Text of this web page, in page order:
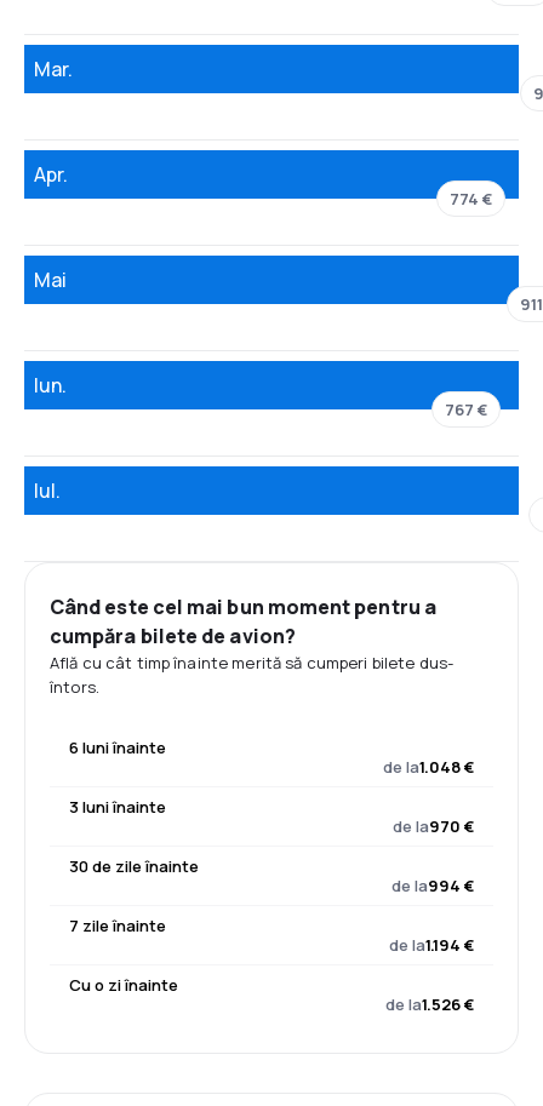
Mar.
Apr.
774 €
Mai
Iun.
767 €
Iul.
Când este cel mai bun moment pentru a
cumpăra bilete de avion?
Află cu cât timp înainte merită să cumperi bilete dus-
întors.
6 luni înainte
de la1.048 €
3 luni înainte
de la970 €
30 de zile înainte
de la994 €
7 zile înainte
de la1.194 €
Cu o zi înainte
de la1.526 €